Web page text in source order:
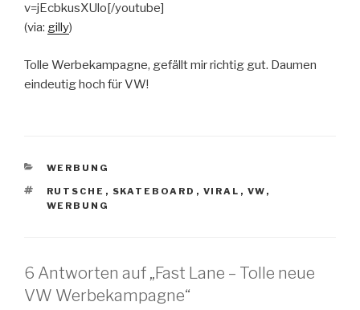
v=jEcbkusXUlo[/youtube]
(via: gilly)
Tolle Werbekampagne, gefällt mir richtig gut. Daumen
eindeutig hoch für VW!
KATEGORIEN
WERBUNG
SCHLAGWÖRTER
RUTSCHE , SKATEBOARD , VIRAL , VW ,
WERBUNG
6 Antworten auf „Fast Lane – Tolle neue
VW Werbekampagne“